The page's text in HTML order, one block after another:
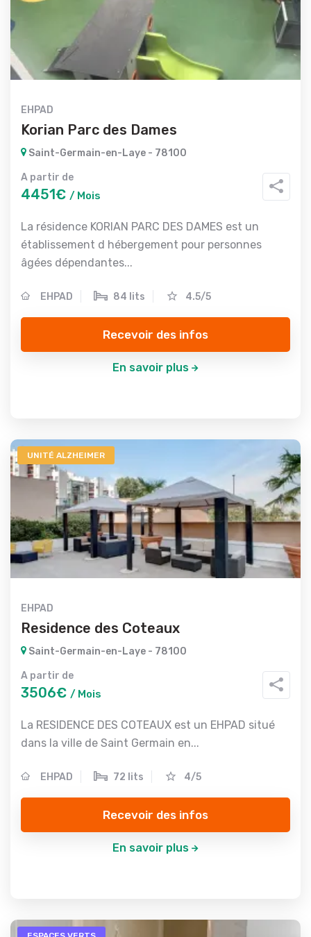
EHPAD
Korian Parc des Dames
Saint-Germain-en-Laye - 78100
A partir de
4451€ / Mois
La résidence KORIAN PARC DES DAMES est un
établissement d hébergement pour personnes
âgées dépendantes...
EHPAD 84 lits 4.5/5
Recevoir des infos
En savoir plus
UNITÉ ALZHEIMER
EHPAD
Residence des Coteaux
Saint-Germain-en-Laye - 78100
A partir de
3506€ / Mois
La RESIDENCE DES COTEAUX est un EHPAD situé
dans la ville de Saint Germain en...
EHPAD 72 lits 4/5
Recevoir des infos
En savoir plus